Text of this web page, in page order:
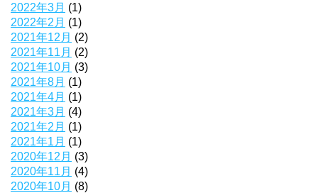
2022年3月 (1)
2022年2月 (1)
2021年12月 (2)
2021年11月 (2)
2021年10月 (3)
2021年8月 (1)
2021年4月 (1)
2021年3月 (4)
2021年2月 (1)
2021年1月 (1)
2020年12月 (3)
2020年11月 (4)
2020年10月 (8)